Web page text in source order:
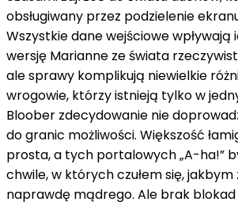
obsługiwany przez podzielenie
Wszystkie dane wejściowe wpływają
wersję Marianne ze świata
ale sprawy komplikują niewielkie
wrogowie, którzy istnieją tylko w
Bloober zdecydowanie nie
do granic możliwości. Większość
prosta, a tych portalowych „A-ha!”
chwile, w których czułem się, jakbym
naprawdę mądrego. Ale brak